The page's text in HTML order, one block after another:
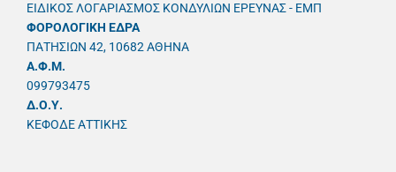
ΕΙΔΙΚΟΣ ΛΟΓΑΡΙΑΣΜΟΣ ΚΟΝΔΥΛΙΩΝ ΕΡΕΥΝΑΣ - ΕΜΠ
ΦΟΡΟΛΟΓΙΚΗ ΕΔΡΑ
ΠΑΤΗΣΙΩΝ 42, 10682 ΑΘΗΝΑ
A.Φ.Μ.
099793475
Δ.Ο.Υ.
ΚΕΦΟΔΕ ΑΤΤΙΚΗΣ